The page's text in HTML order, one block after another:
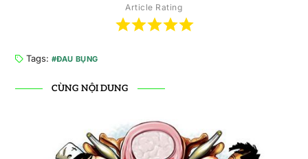
Article Rating
Tags: ĐAU BỤNG
CÙNG NỘI DUNG